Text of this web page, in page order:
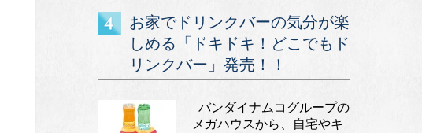
お家でドリンクバーの気分が楽
しめる「ドキドキ！どこでもド
リンクバー」発売！！
バンダイナムコグループの
メガハウスから、自宅やキ